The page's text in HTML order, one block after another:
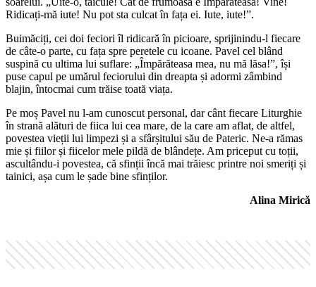
Ridicați-mă iute! Nu pot sta culcat în fața ei. Iute, iute!”.
Buimăciți, cei doi feciori îl ridicară în picioare, sprijinindu-l fiecare
de câte-o parte, cu fața spre peretele cu icoane. Pavel cel blând
suspină cu ultima lui suflare: „Împărăteasa mea, nu mă lăsa!”, își
puse capul pe umărul feciorului din dreapta și adormi zâmbind
blajin, întocmai cum trăise toată viața.
Pe moș Pavel nu l-am cunoscut personal, dar cânt fiecare Liturghie
în strană alături de fiica lui cea mare, de la care am aflat, de altfel,
povestea vieții lui limpezi și a sfârșitului său de Pateric. Ne-a rămas
mie și fiilor și fiicelor mele pildă de blândețe. Am priceput cu toții,
ascultându-i povestea, că sfinții încă mai trăiesc printre noi smeriți și
tainici, așa cum le șade bine sfinților.
Alina Mirică